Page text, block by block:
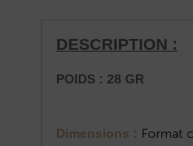
DESCRIPTION :
POIDS : 28 GR
Dimensions : Format